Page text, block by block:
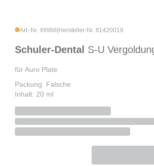
Art.-Nr. 49966 Hersteller-Nr. 81420019
Schuler-Dental S-U
für Auro Plate
Packung: Falsche
Inhalt: 20 ml